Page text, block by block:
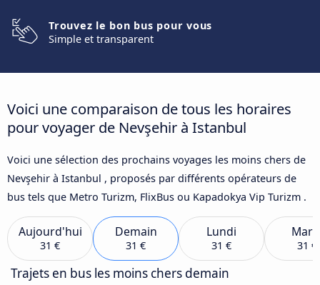
Trouvez le bon bus pour vous
Simple et transparent
Voici une comparaison de tous les horaires
pour voyager de Nevşehir à Istanbul
Voici une sélection des prochains voyages les moins chers de
Nevşehir à Istanbul , proposés par différents opérateurs de
bus tels que Metro Turizm, FlixBus ou Kapadokya Vip Turizm .
Aujourd'hui
31 €
Demain
31 €
Lundi
31 € 31 €
Trajets en bus les moins chers demain